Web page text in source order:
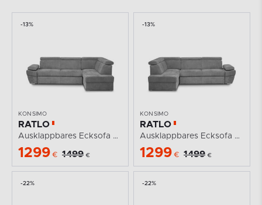
-13%
KONSIMO
RATLO
Ausklappbares Ecksofa mit Bettzeugcontainer grau rechts
1299 € 1499 €
-13%
KONSIMO
RATLO
Ausklappbares Ecksofa mit Bettzeugcontainer grau links
1299 € 1499 €
-22% -22%